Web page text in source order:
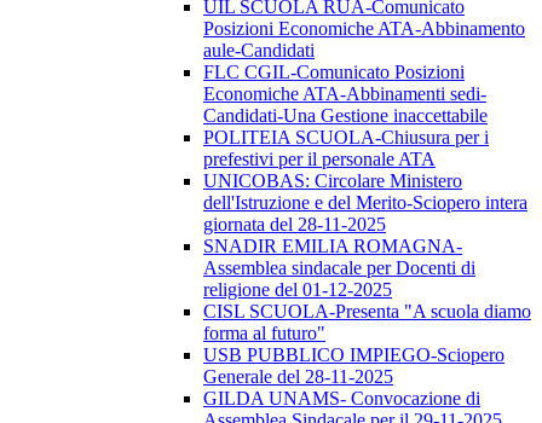
UIL SCUOLA RUA-Comunicato
Posizioni Economiche ATA-Abbinamento
aule-Candidati
FLC CGIL-Comunicato Posizioni
Economiche ATA-Abbinamenti sedi-
Candidati-Una Gestione inaccettabile
POLITEIA SCUOLA-Chiusura per i
prefestivi per il personale ATA
UNICOBAS: Circolare Ministero
dell'Istruzione e del Merito-Sciopero intera
giornata del 28-11-2025
SNADIR EMILIA ROMAGNA-
Assemblea sindacale per Docenti di
religione del 01-12-2025
CISL SCUOLA-Presenta "A scuola diamo
forma al futuro"
USB PUBBLICO IMPIEGO-Sciopero
Generale del 28-11-2025
GILDA UNAMS- Convocazione di